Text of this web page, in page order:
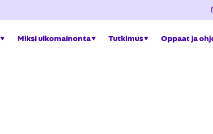
Miksi ulkomainonta Tutkimus Oppaat ja